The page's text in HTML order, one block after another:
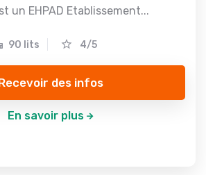
un EHPAD Etablissement...
90 lits 4/5
des infos
En savoir plus